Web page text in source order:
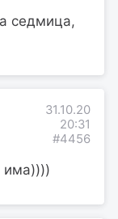
седмица,
31.10.20
20:31
#4456
има))))